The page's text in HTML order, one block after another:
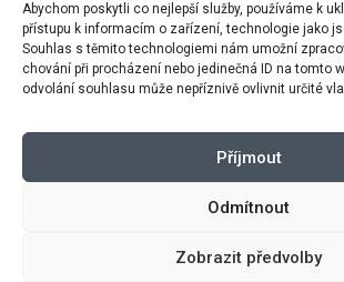
Abychom poskytli co nejlepší služby, používáme k
přístupu k informacím o zařízení, technologie jako
Souhlas s těmito technologiemi nám umožní
chování při procházení nebo jedinečná ID na tomto
odvolání souhlasu může nepříznivě ovlivnit určité
Příjmout
Odmítnout
Zobrazit předvolby
* Říjen, listopad a prosinec
OTEVŘENO POUZE
PO/ST/PÁ